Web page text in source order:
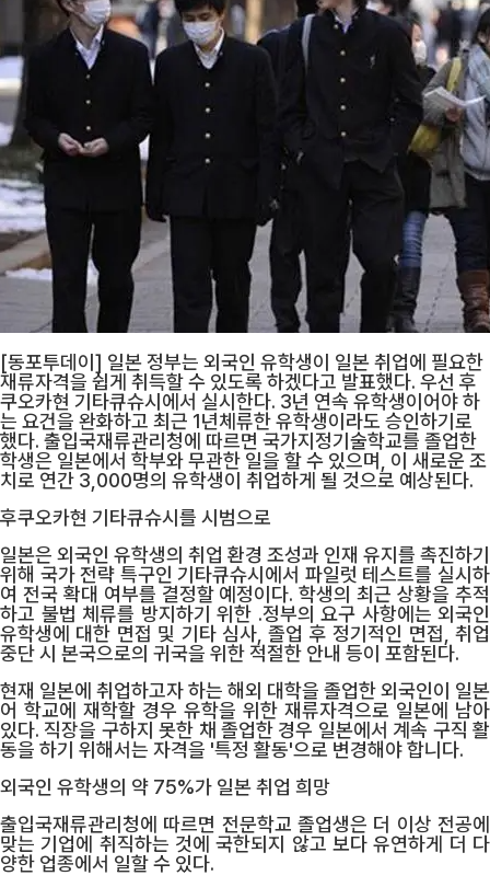
[동포투데이] 일본 정부는 외국인 유학생이 일본 취업에 필요한
재류자격을 쉽게 취득할 수 있도록 하겠다고 발표했다. 우선 후
쿠오카현 기타큐슈시에서 실시한다. 3년 연속 유학생이어야 하
는 요건을 완화하고 최근 1년체류한 유학생이라도 승인하기로
했다. 출입국재류관리청에 따르면 국가지정기술학교를 졸업한
학생은 일본에서 학부와 무관한 일을 할 수 있으며, 이 새로운 조
치로 연간 3,000명의 유학생이 취업하게 될 것으로 예상된다.
후쿠오카현 기타큐슈시를 시범으로
일본은 외국인 유학생의 취업 환경 조성과 인재 유지를 촉진하기
위해 국가 전략 특구인 기타큐슈시에서 파일럿 테스트를 실시하
여 전국 확대 여부를 결정할 예정이다. 학생의 최근 상황을 추적
하고 불법 체류를 방지하기 위한 .정부의 요구 사항에는 외국인
유학생에 대한 면접 및 기타 심사, 졸업 후 정기적인 면접, 취업
중단 시 본국으로의 귀국을 위한 적절한 안내 등이 포함된다.
현재 일본에 취업하고자 하는 해외 대학을 졸업한 외국인이 일본
어 학교에 재학할 경우 유학을 위한 재류자격으로 일본에 남아
있다. 직장을 구하지 못한 채 졸업한 경우 일본에서 계속 구직 활
동을 하기 위해서는 자격을 '특정 활동'으로 변경해야 합니다.
외국인 유학생의 약 75%가 일본 취업 희망
출입국재류관리청에 따르면 전문학교 졸업생은 더 이상 전공에
맞는 기업에 취직하는 것에 국한되지 않고 보다 유연하게 더 다
양한 업종에서 일할 수 있다.